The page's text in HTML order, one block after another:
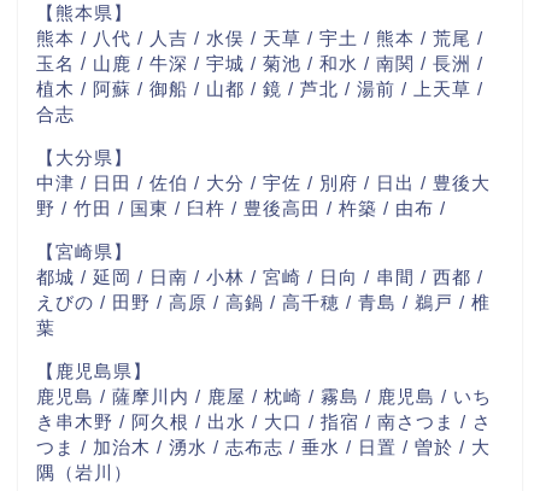
【熊本県】
熊本 / 八代 / 人吉 / 水俣 / 天草 / 宇土 / 熊本 / 荒尾 /
玉名 / 山鹿 / 牛深 / 宇城 / 菊池 / 和水 / 南関 / 長洲 /
植木 / 阿蘇 / 御船 / 山都 / 鏡 / 芦北 / 湯前 / 上天草 /
合志
【大分県】
中津 / 日田 / 佐伯 / 大分 / 宇佐 / 別府 / 日出 / 豊後大
野 / 竹田 / 国東 / 臼杵 / 豊後高田 / 杵築 / 由布 /
【宮崎県】
都城 / 延岡 / 日南 / 小林 / 宮崎 / 日向 / 串間 / 西都 /
えびの / 田野 / 高原 / 高鍋 / 高千穂 / 青島 / 鵜戸 / 椎
葉
【鹿児島県】
鹿児島 / 薩摩川内 / 鹿屋 / 枕崎 / 霧島 / 鹿児島 / いち
き串木野 / 阿久根 / 出水 / 大口 / 指宿 / 南さつま / さ
つま / 加治木 / 湧水 / 志布志 / 垂水 / 日置 / 曽於 / 大
隅（岩川）